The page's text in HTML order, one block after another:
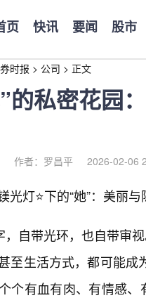
页 快讯 要闻 股市
时报 > 公司 > 正文
的私密花园
作者：罗昌平 2026-02-06
光灯⭐下的“她”：美丽
，自带光环，也自带审
至生活方式，都可能
个有血有肉、有情感